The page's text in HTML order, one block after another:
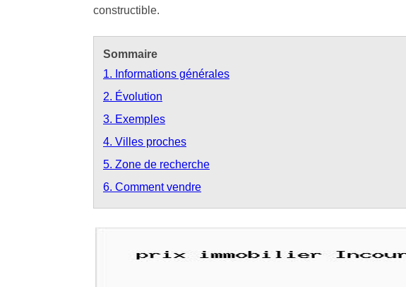
constructible.
Sommaire
1. Informations générales
2. Évolution
3. Exemples
4. Villes proches
5. Zone de recherche
6. Comment vendre